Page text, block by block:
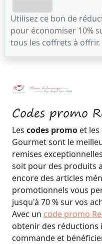
Codes promo
Les codes promo et
Gourmet sont le
remises
soit pour des produits
encore des articles
promotionnels vous
jusqu'à 70 % sur vos
Avec un code promo
obtenir des
commande et
Utilisez ce bon de
pour économiser 10%
tous les coffrets à offrir.